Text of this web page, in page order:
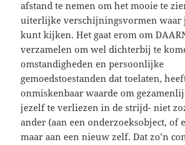
afstand te nemen om het mooie te
uiterlijke verschijningsvormen waar
kunt kijken. Het gaat erom om
verzamelen om wel dichterbij te
omstandigheden en persoonlijke
gemoedstoestanden dat toelaten,
onmiskenbaar waarde om
jezelf te verliezen in de strijd- niet
ander (aan een onderzoeksobject, of
maar aan een nieuw zelf. Dat zo’n